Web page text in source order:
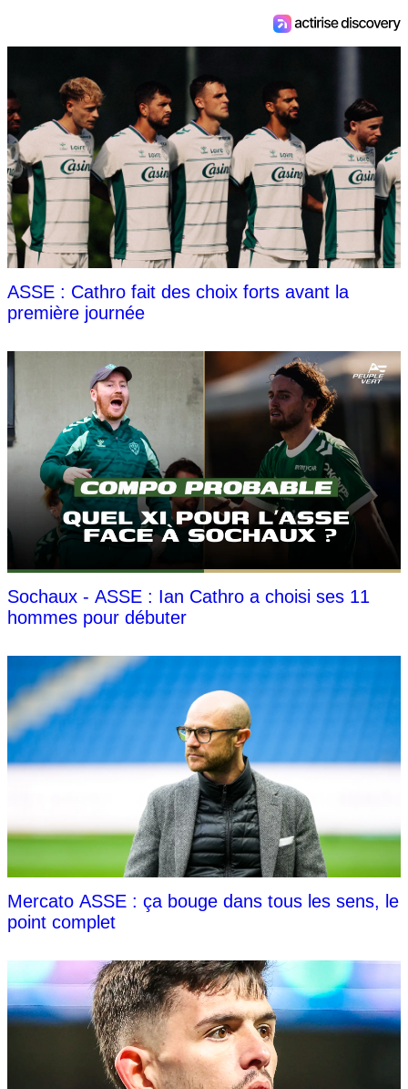
ASSE : Cathro fait des choix forts avant la
première journée
Sochaux - ASSE : Ian Cathro a choisi ses 11
hommes pour débuter
Mercato ASSE : ça bouge dans tous les sens, le
point complet